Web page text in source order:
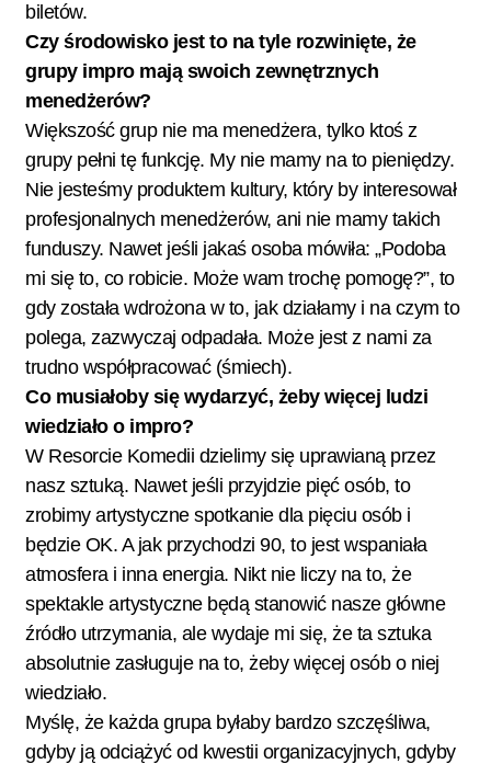
biletów.
Czy środowisko jest to na tyle rozwinięte, że
grupy impro mają swoich zewnętrznych
menedżerów?
Większość grup nie ma menedżera, tylko ktoś z
grupy pełni tę funkcję. My nie mamy na to pieniędzy.
Nie jesteśmy produktem kultury, który by interesował
profesjonalnych menedżerów, ani nie mamy takich
funduszy. Nawet jeśli jakaś osoba mówiła: „Podoba
mi się to, co robicie. Może wam trochę pomogę?”, to
gdy została wdrożona w to, jak działamy i na czym to
polega, zazwyczaj odpadała. Może jest z nami za
trudno współpracować (śmiech).
Co musiałoby się wydarzyć, żeby więcej ludzi
wiedziało o impro?
W Resorcie Komedii dzielimy się uprawianą przez
nasz sztuką. Nawet jeśli przyjdzie pięć osób, to
zrobimy artystyczne spotkanie dla pięciu osób i
będzie OK. A jak przychodzi 90, to jest wspaniała
atmosfera i inna energia. Nikt nie liczy na to, że
spektakle artystyczne będą stanowić nasze główne
źródło utrzymania, ale wydaje mi się, że ta sztuka
absolutnie zasługuje na to, żeby więcej osób o niej
wiedziało.
Myślę, że każda grupa byłaby bardzo szczęśliwa,
gdyby ją odciążyć od kwestii organizacyjnych, gdyby